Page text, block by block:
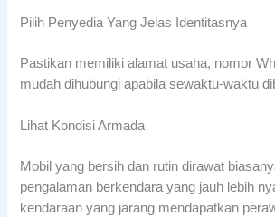
Pilih Penyedia Yang Jelas Identitasnya
Pastikan memiliki alamat usaha, nomor
mudah dihubungi apabila sewaktu-waktu
Lihat Kondisi Armada
Mobil yang bersih dan rutin dirawat
pengalaman berkendara yang jauh lebih
kendaraan yang jarang mendapatkan